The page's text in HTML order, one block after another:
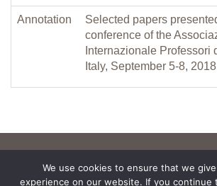
Annotation
Selected papers
conference of the
Internazionale Professori
Italy, September 5-8,
We use cookies to ensure that we
experience on our website. If you continue